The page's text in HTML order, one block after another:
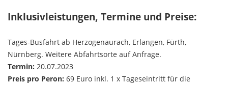
Inklusivleistungen, Termine und Preise:
Tages-Busfahrt ab Herzogenaurach, Erlangen, Fürth,
Nürnberg. Weitere Abfahrtsorte auf Anfrage.​​​​​​​
Termin: 20.07.2023
Preis pro Peron: 69 Euro inkl. 1 x Tageseintritt für die